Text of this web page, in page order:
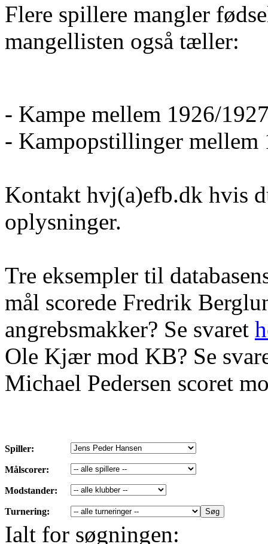
Flere spillere mangler
mangellisten også tæller:
- Kampe mellem 1926/
- Kampopstillinger mellem
Kontakt hvj(a)efb.dk hvis
oplysninger.
Tre eksempler til
mål scorede Fredrik
angrebsmakker? Se svaret
Ole Kjær mod KB? Se
Michael Pedersen scoret
Spiller:
Målscorer:
Modstander:
Turnering:
Ialt for søgningen: